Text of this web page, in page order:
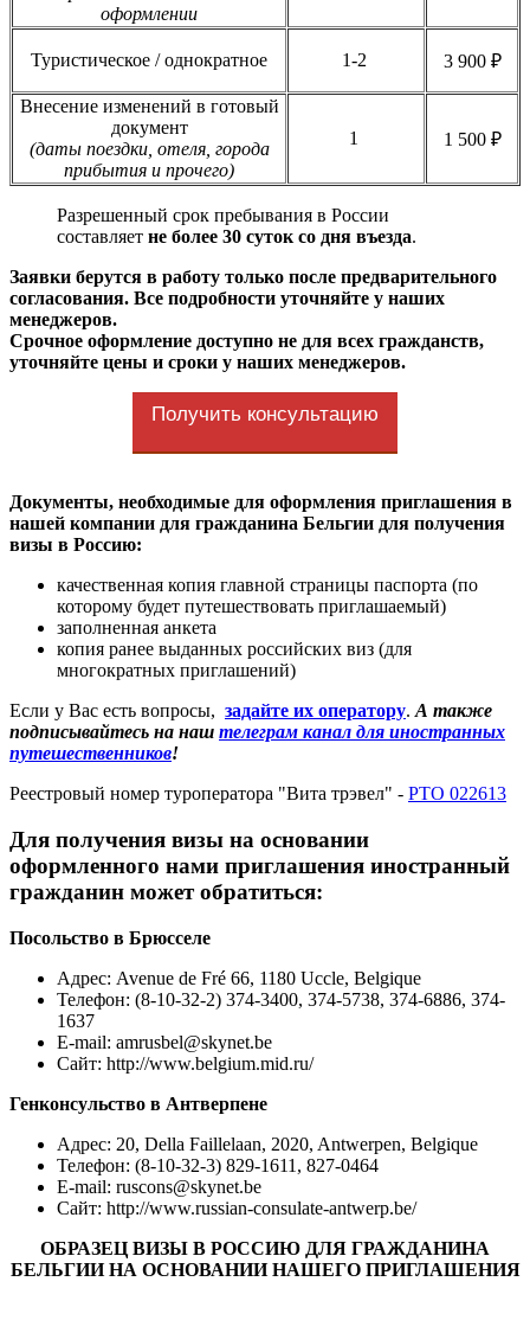
оформлении
Туристическое / однократное 1-2 3 900 ₽
Внесение изменений в готовый
документ
(даты поездки, отеля, города
прибытия и прочего)
1 1 500 ₽
Разрешенный срок пребывания в России
составляет не более 30 суток со дня въезда.
Заявки берутся в работу только после предварительного
согласования. Все подробности уточняйте у наших
менеджеров.
Срочное оформление доступно не для всех гражданств,
уточняйте цены и сроки у наших менеджеров.
Получить консультацию
Документы, необходимые для оформления приглашения в
нашей компании для гражданина Бельгии для получения
визы в Россию:
качественная копия главной страницы паспорта (по
которому будет путешествовать приглашаемый)
заполненная анкета
копия ранее выданных российских виз (для
многократных приглашений)
Если у Вас есть вопросы, задайте их оператору. А также
подписывайтесь на наш телеграм канал для иностранных
путешественников!
Реестровый номер туроператора "Вита трэвел" - РТО 022613
Для получения визы на основании
оформленного нами приглашения иностранный
гражданин может обратиться:
Посольство в Брюсселе
Адрес: Avenue de Fré 66, 1180 Uccle, Belgique
Телефон: (8-10-32-2) 374-3400, 374-5738, 374-6886, 374-
1637
E-mail: amrusbel@skynet.be
Сайт: http://www.belgium.mid.ru/
Генконсульство в Антверпене
Адрес: 20, Della Faillelaan, 2020, Antwerpen, Belgique
Телефон: (8-10-32-3) 829-1611, 827-0464
E-mail: ruscons@skynet.be
Сайт: http://www.russian-consulate-antwerp.be/
ОБРАЗЕЦ ВИЗЫ В РОССИЮ ДЛЯ ГРАЖДАНИНА
БЕЛЬГИИ НА ОСНОВАНИИ НАШЕГО ПРИГЛАШЕНИЯ